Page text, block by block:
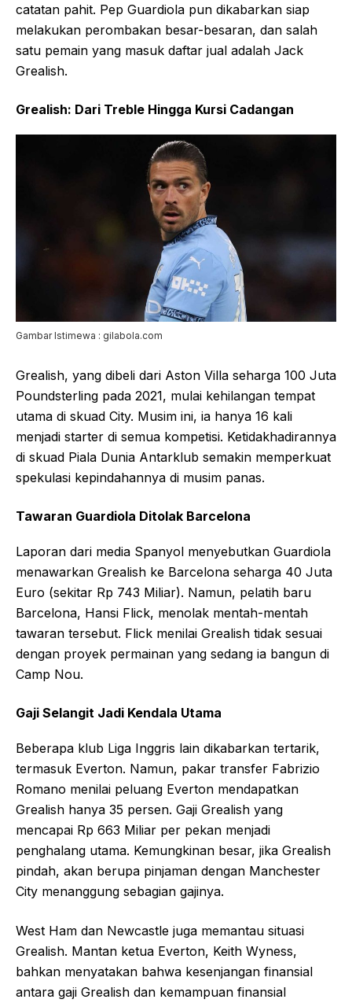
catatan pahit. Pep Guardiola pun dikabarkan siap
melakukan perombakan besar-besaran, dan salah
satu pemain yang masuk daftar jual adalah Jack
Grealish.
Grealish: Dari Treble Hingga Kursi Cadangan
Gambar Istimewa : gilabola.com
Grealish, yang dibeli dari Aston Villa seharga 100 Juta
Poundsterling pada 2021, mulai kehilangan tempat
utama di skuad City. Musim ini, ia hanya 16 kali
menjadi starter di semua kompetisi. Ketidakhadirannya
di skuad Piala Dunia Antarklub semakin memperkuat
spekulasi kepindahannya di musim panas.
Tawaran Guardiola Ditolak Barcelona
Laporan dari media Spanyol menyebutkan Guardiola
menawarkan Grealish ke Barcelona seharga 40 Juta
Euro (sekitar Rp 743 Miliar). Namun, pelatih baru
Barcelona, Hansi Flick, menolak mentah-mentah
tawaran tersebut. Flick menilai Grealish tidak sesuai
dengan proyek permainan yang sedang ia bangun di
Camp Nou.
Gaji Selangit Jadi Kendala Utama
Beberapa klub Liga Inggris lain dikabarkan tertarik,
termasuk Everton. Namun, pakar transfer Fabrizio
Romano menilai peluang Everton mendapatkan
Grealish hanya 35 persen. Gaji Grealish yang
mencapai Rp 663 Miliar per pekan menjadi
penghalang utama. Kemungkinan besar, jika Grealish
pindah, akan berupa pinjaman dengan Manchester
City menanggung sebagian gajinya.
West Ham dan Newcastle juga memantau situasi
Grealish. Mantan ketua Everton, Keith Wyness,
bahkan menyatakan bahwa kesenjangan finansial
antara gaji Grealish dan kemampuan finansial